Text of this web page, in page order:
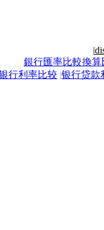
|
銀行匯率比較換算
行利率比较 |银行贷款